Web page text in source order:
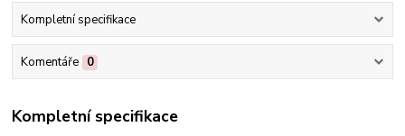
Kompletní specifikace
Komentáře 0
Kompletní specifikace